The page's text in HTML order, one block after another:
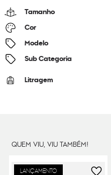
Tamanho
Cor
Modelo
Sub Categoria
Litragem
QUEM VIU, VIU TAMBÉM!
LANÇAMENTO